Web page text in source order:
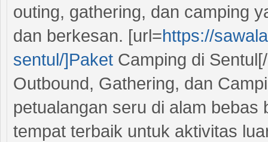
outing, gathering, dan camping
dan berkesan. [url=https://
sentul/]Paket Camping di
Outbound, Gathering, dan
petualangan seru di alam bebas
tempat terbaik untuk aktivitas